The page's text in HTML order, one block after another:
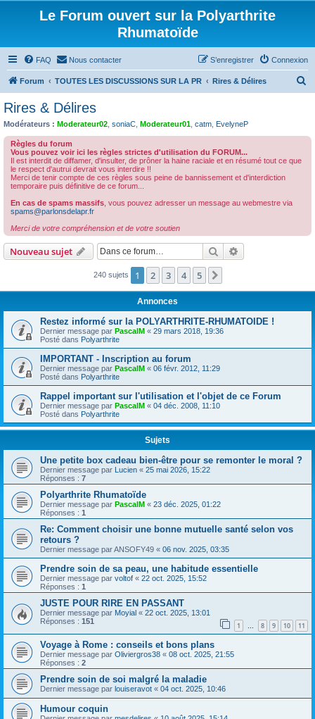
Le Forum ouvert sur la Polyarthrite
Rhumatoïde
FAQ Nous contacter Connexion
S’enregistrer
Forum TOUTES LES DISCUSSIONS SUR LA PR Rires & Délires
Rires & Délires
Modérateurs : Moderateur02 soniaC Moderateur01 catm EvelyneP
Règles du forum
Vous pouvez voir ici les règles strictes d'utilisation du FORUM...
Il est interdit de diffamer, d'insulter, de prôner la haine raciale et en résumé tout ce que
le respect d'autrui devrait vous interdire !!
Merci de tenir compte de ces règles sous peine de bannissement et d'interdiction
temporaire puis définitive de ce forum...
En cas de spams massifs , vous pouvez adresser un message au webmestre via
spams@parlonsdelapr.fr
Merci de votre compréhension et de votre soutien
Nouveau sujet Rechercher
240 sujets 1 2 3 4 5
Annonces
Restez informé sur la POLYARTHRITE-RHUMATOIDE !
Dernier message par PascalM « 29 mars 2018, 19:36
Posté dans Polyarthrite
IMPORTANT - Inscription au forum
Dernier message par PascalM « 06 févr. 2012, 11:29
Posté dans Polyarthrite
Rappel important sur l'utilisation et l'objet de ce Forum
Dernier message par PascalM « 04 déc. 2008, 11:10
Posté dans Polyarthrite
Sujets
Une petite box cadeau bien-être pour se remonter le moral ?
Dernier message par Lucien « 25 mai 2026, 15:22
Réponses : 7
Polyarthrite Rhumatoïde
Dernier message par PascalM « 23 déc. 2025, 01:22
Réponses : 1
Re: Comment choisir une bonne mutuelle santé selon vos
retours ?
Dernier message parANSOFY49 « 06 nov. 2025, 03:35
Prendre soin de sa peau, une habitude essentielle
Dernier message par voltof « 22 oct. 2025, 15:52
Réponses : 1
JUSTE POUR RIRE EN PASSANT
Dernier message par Moyial « 22 oct. 2025, 13:01
Réponses : 151 1 … 8 9 10 11
Voyage à Rome : conseils et bons plans
Dernier message par Oliviergros38 « 08 oct. 2025, 21:55
Réponses : 2
Prendre soin de soi malgré la maladie
Dernier message par louiseravot « 04 oct. 2025, 10:46
Humour coquin